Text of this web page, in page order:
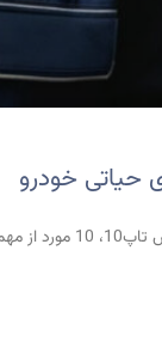
مرور می کنیم.